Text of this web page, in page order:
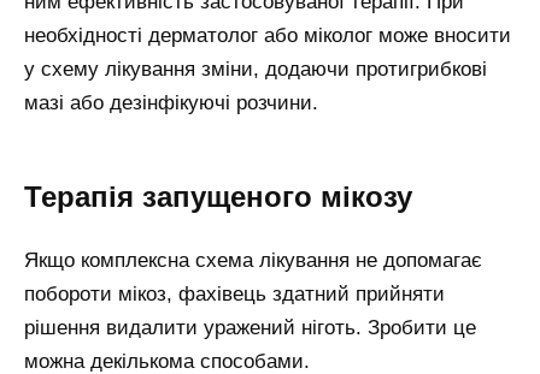
необхідності дерматолог або міколог може вносити
у схему лікування зміни, додаючи протигрибкові
мазі або дезінфікуючі розчини.
Терапія запущеного мікозу
Якщо комплексна схема лікування не допомагає
побороти мікоз, фахівець здатний прийняти
рішення видалити уражений ніготь. Зробити це
можна декількома способами.